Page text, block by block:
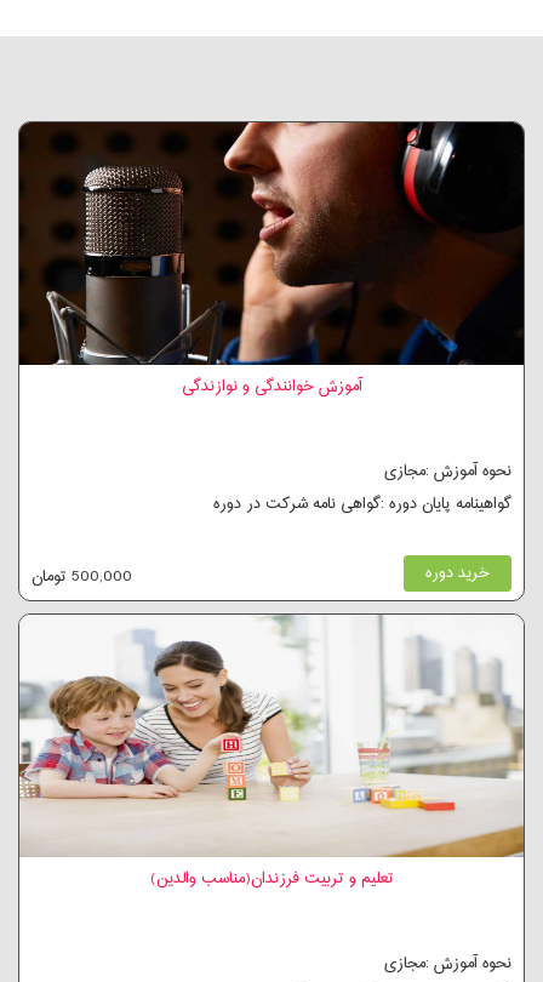
آموزش خوانندگی و نوازندگی
نحوه آموزش :مجازی
گواهینامه پایان دوره :گواهی نامه شرکت در دوره
خرید دوره 500,000 تومان
تعلیم و تربیت فرزندان(مناسب والدین)
نحوه آموزش :مجازی